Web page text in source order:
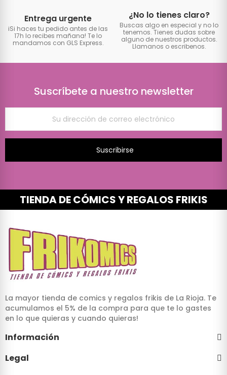
Entrega urgente
iSi haces tu pedido antes de las
17h lo recibes mañana! Te lo
mandamos con GLS Express.
¿No lo tienes claro?
Buscas algo en especial y no lo
tenemos. Tienes dudas sobre
alguno de nuestros productos.
Llamanos o escribenos.
Suscríbete a nuestro newsletter
Suscribirse
TIENDA DE CÓMICS Y REGALOS FRIKIS
La mayor tienda de comics y regalos frikis de La Rioja. Te
acumulamos el 5% de la compra para que te lo gastes
en lo que quieras y cuando quieras!
Información
Legal